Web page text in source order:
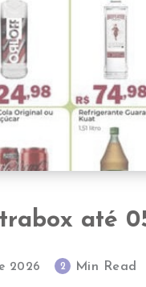
até
2026 2 Min Read